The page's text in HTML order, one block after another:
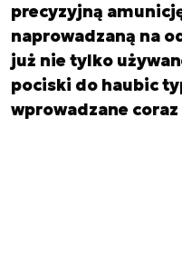
precyzyjną
naprowadzaną na
już nie tylko
pociski do haubic
wprowadzane